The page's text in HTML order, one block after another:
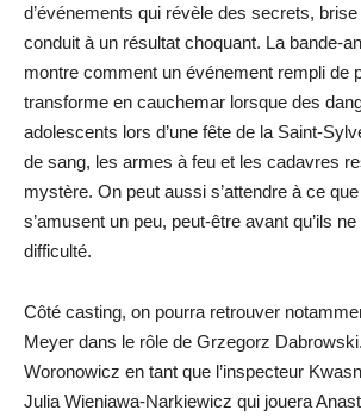
d’événements qui révèle des secrets,
conduit à un résultat choquant. La bande-
montre comment un événement rempli de
transforme en cauchemar lorsque des
adolescents lors d’une fête de la Saint-
de sang, les armes à feu et les cadavres
mystère. On peut aussi s’attendre à ce
s’amusent un peu, peut-être avant qu’ils
difficulté.
Côté casting, on pourra retrouver
Meyer dans le rôle de Grzegorz
Woronowicz en tant que l’inspecteur
Julia Wieniawa-Narkiewicz qui jouera